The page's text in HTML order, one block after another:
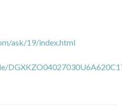
ask/19/index.html